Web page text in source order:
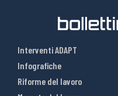
Interventi ADAPT
Infografiche
Riforme del lavoro